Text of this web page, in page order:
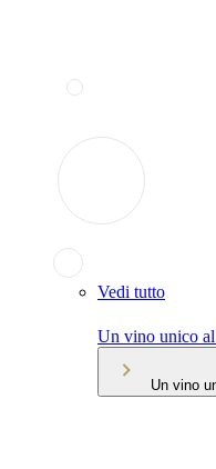
Vedi tutto
Un vino unico
Un vino